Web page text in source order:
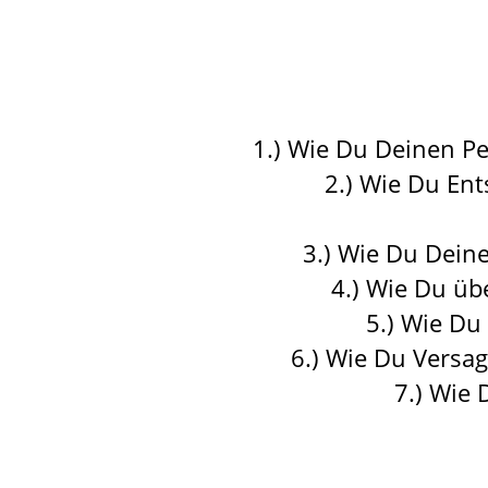
1.) Wie Du Deinen
2.) Wie Du
3.) Wie Du
4.) Wie Du
5.) Wie
6.) Wie Du
7.) Wie